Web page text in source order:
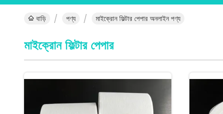
বাড়ি পণ্য মাইক্রোন ফিল্টার পেপার অনলাইন পণ্য
মাইক্রোন ফিল্টার পেপার